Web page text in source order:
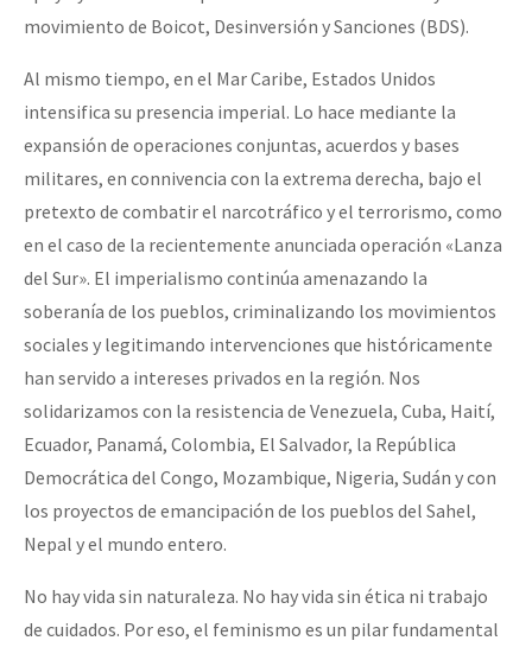
movimiento de Boicot, Desinversión y Sanciones (BDS).
Al mismo tiempo, en el Mar Caribe, Estados Unidos
intensifica su presencia imperial. Lo hace mediante la
expansión de operaciones conjuntas, acuerdos y bases
militares, en connivencia con la extrema derecha, bajo el
pretexto de combatir el narcotráfico y el terrorismo, como
en el caso de la recientemente anunciada operación «Lanza
del Sur». El imperialismo continúa amenazando la
soberanía de los pueblos, criminalizando los movimientos
sociales y legitimando intervenciones que históricamente
han servido a intereses privados en la región. Nos
solidarizamos con la resistencia de Venezuela, Cuba, Haití,
Ecuador, Panamá, Colombia, El Salvador, la República
Democrática del Congo, Mozambique, Nigeria, Sudán y con
los proyectos de emancipación de los pueblos del Sahel,
Nepal y el mundo entero.
No hay vida sin naturaleza. No hay vida sin ética ni trabajo
de cuidados. Por eso, el feminismo es un pilar fundamental